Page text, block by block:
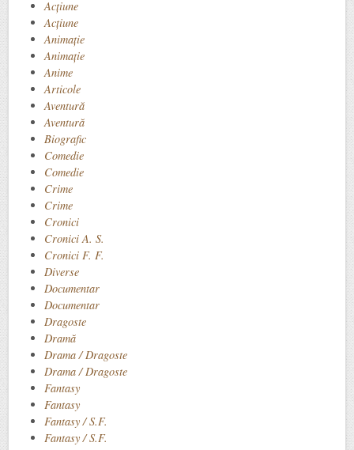
Acţiune
Acțiune
Animaţie
Animație
Anime
Articole
Aventură
Aventură
Biografic
Comedie
Comedie
Crime
Crime
Cronici
Cronici A. S.
Cronici F. F.
Diverse
Documentar
Documentar
Dragoste
Dramă
Drama / Dragoste
Drama / Dragoste
Fantasy
Fantasy
Fantasy / S.F.
Fantasy / S.F.